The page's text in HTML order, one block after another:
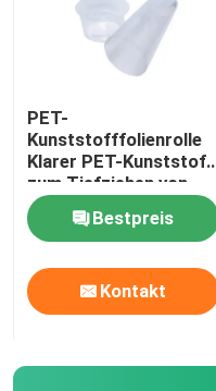
PET-
Kunststofffolienrolle
Klarer PET-Kunststoff
zum Tiefziehen von
Verpackungen
Bestpreis
Kontakt